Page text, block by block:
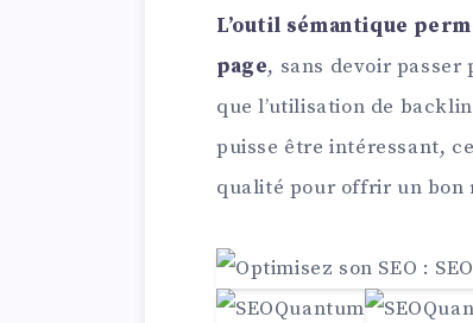
L’outil sémantique
page, sans devoir passer
que l’utilisation de
puisse être intéressant,
qualité pour offrir un bon